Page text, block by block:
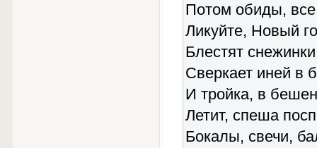
Потом обиды,
Ликуйте, Новый
Блестят
Сверкает иней в
И тройка, в
Летит, спеша
Бокалы, свечи,